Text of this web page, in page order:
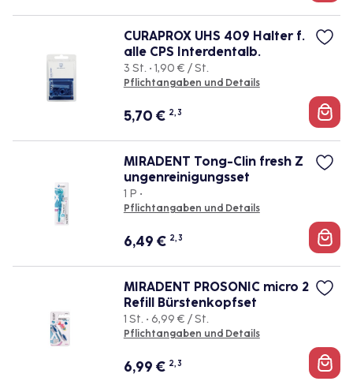
CURAPROX UHS 409 Halter f.
alle CPS Interdentalb.
3 St. • 1,90 € / St.
Pflichtangaben und Details
5,70 € 2, 3
MIRADENT Tong-Clin fresh Z
ungenreinigungsset
1 P •
Pflichtangaben und Details
6,49 € 2, 3
MIRADENT PROSONIC micro 2
Refill Bürstenkopfset
1 St. • 6,99 € / St.
Pflichtangaben und Details
6,99 € 2, 3